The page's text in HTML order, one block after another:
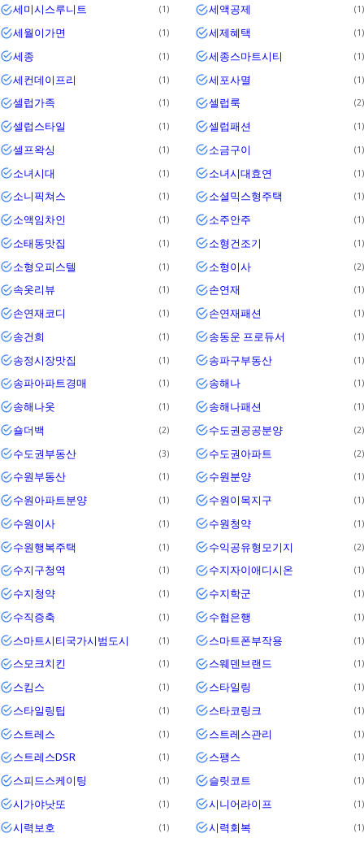
세미시스루니트 1 세액공제 1
세월이가면 1 세제혜택 1
세종 1 세종스마트시티 1
세컨데이프리 1 세포사멸 1
셀럽가족 1 셀럽룩 2
셀럽스타일 1 셀럽패션 1
셀프왁싱 1 소금구이 1
소녀시대 1 소녀시대효연 1
소니픽쳐스 1 소셜믹스형주택 1
소액임차인 1 소주안주 1
소태동맛집 1 소형건조기 1
소형오피스텔 1 소형이사 2
속옷리뷰 1 손연재 1
손연재코디 1 손연재패션 1
송건희 1 송동운 프로듀서 1
송정시장맛집 1 송파구부동산 1
송파아파트경매 1 송해나 1
송해나옷 1 송해나패션 1
숄더백 2 수도권공공분양 2
수도권부동산 3 수도권아파트 2
수원부동산 1 수원분양 1
수원아파트분양 1 수원이목지구 1
수원이사 1 수원청약 1
수원행복주택 1 수익공유형모기지 2
수지구청역 1 수지자이애디시온 1
수지청약 1 수지학군 1
수직증축 1 수협은행 1
스마트시티국가시범도시 1 스마트폰부작용 1
스모크치킨 1 스웨덴브랜드 1
스킴스 1 스타일링 1
스타일링팁 1 스타코링크 1
스트레스 1 스트레스관리 1
스트레스DSR 1 스팽스 1
스피드스케이팅 1 슬릿코트 1
시가야낫또 1 시니어라이프 1
시력보호 1 시력회복 1